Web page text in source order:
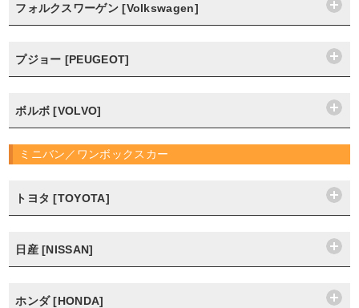
フォルクスワーゲン [Volkswagen]
プジョー [PEUGEOT]
ボルボ [VOLVO]
ミニバン／ワンボックスカー
トヨタ [TOYOTA]
日産 [NISSAN]
ホンダ [HONDA]